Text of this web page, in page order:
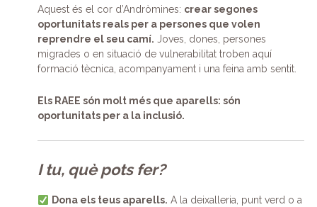
Aquest és el cor d’Andròmines: crear segones
oportunitats reals per a persones que volen
reprendre el seu camí. Joves, dones, persones
migrades o en situació de vulnerabilitat troben aquí
formació tècnica, acompanyament i una feina amb sentit.
Els RAEE són molt més que aparells: són
oportunitats per a la inclusió.
I tu, què pots fer?
Dona els teus aparells. A la deixalleria, punt verd o a